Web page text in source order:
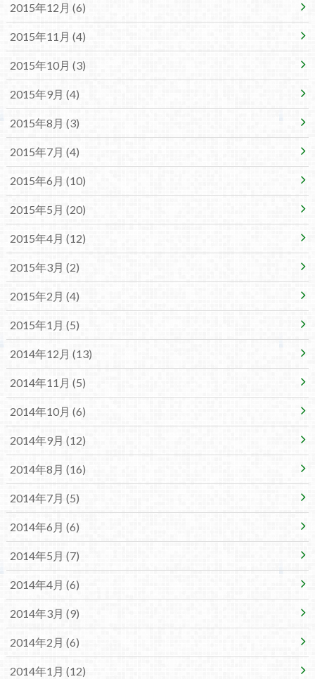
2015年12月 (6)
2015年11月 (4)
2015年10月 (3)
2015年9月 (4)
2015年8月 (3)
2015年7月 (4)
2015年6月 (10)
2015年5月 (20)
2015年4月 (12)
2015年3月 (2)
2015年2月 (4)
2015年1月 (5)
2014年12月 (13)
2014年11月 (5)
2014年10月 (6)
2014年9月 (12)
2014年8月 (16)
2014年7月 (5)
2014年6月 (6)
2014年5月 (7)
2014年4月 (6)
2014年3月 (9)
2014年2月 (6)
2014年1月 (12)